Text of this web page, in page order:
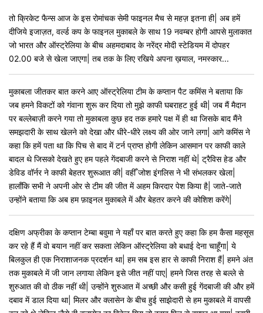
तो क्रिकेट फैन्स आज के इस रोमांचक सेमी फाइनल मैच से महज़ इतना ही| अब हमें
दीजिये इजाज़त, वर्ल्ड कप के फाइनल मुकाबले के साथ 19 नवम्बर होगी आपसे मुलाकात
जो भारत और ऑस्ट्रेलिया के बीच अहमदाबाद के नरेंद्र मोदी स्टेडियम में दोपहर
02.00 बजे से खेला जाएगा| तब तक के लिए रखिये अपना ख़याल, नमस्कार...
मुकाबला जीतकर बात करने आए ऑस्ट्रेलिया टीम के कप्तान पैट कमिंस ने बताया कि
जब हमने विकटों को गंवाना शुरू कर दिया तो मुझे काफी घबराहट हुई थी| जब मैं मैदान
पर बल्लेबाज़ी करने गया तो मुकाबला कुछ हद तक हमारे पक्ष में ही था जिसके बाद मैंने
समझदारी के साथ खेलने को देखा और धीरे-धीरे लक्ष्य की ओर जाने लगा| आगे कमिंस ने
कहा कि हमें पता था कि पिच से बाद में टर्न प्राप्त होगी लेकिन आसमान पर काफी काले
बादल थे जिसको देखते हुए हम पहले गेंदबाजी करने से निराश नहीं थे| ट्रैविस हेड और
डेविड वॉर्नर ने काफी बेहतर शुरूआत की| वहीँ जोश इंगलिस ने भी संभलकर खेला|
हालाँकि सभी ने अपनी ओर से टीम की जीत में अहम किरदार पेश किया है| जाते-जाते
उन्होंने बताया कि अब हम फ़ाइनल मुकाबले में और बेहतर करने की कोशिश करेंगे|
दक्षिण अफ्रीका के कप्तान टेम्बा बवुमा ने यहाँ पर बात करते हुए कहा कि हम कैसा महसूस
कर रहे हैं मैं वो बयान नहीं कर सकता लेकिन ऑस्ट्रेलिया को बधाई देना चाहूँगा| ये
बिलकुल ही एक निराशाजनक प्रदर्शन था| हम सब इस हार से काफी निराश हैं| हमने अंत
तक मुकाबले में जी जान लगाया लेकिन इसे जीत नहीं पाए| हमने जिस तरह से बल्ले से
शुरुआत की वो ठीक नहीं थी| उन्होंने शुरुआत में अच्छी और कसी हुई गेंदबाजी की और हमें
दबाव में डाल दिया था| मिलर और क्लासेन के बीच हुई साझेदारी से हम मुकाबले में वापसी